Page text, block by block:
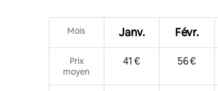
Mois Janv. Févr.
Prix
moyen
41 € 56 €